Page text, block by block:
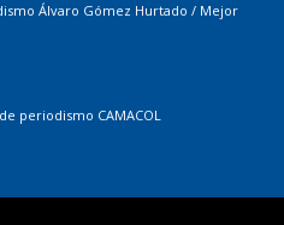
Álvaro Gómez Hurtado / Mejor
periodismo CAMACOL